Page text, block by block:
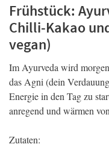
Frühstück:
Chilli-Kakao
vegan)
Im Ayurveda wird
das Agni (dein
Energie in den Tag zu
anregend und wärmen
Zutaten: